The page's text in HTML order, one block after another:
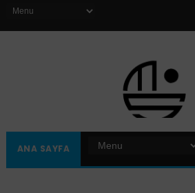
ANA SAYFA